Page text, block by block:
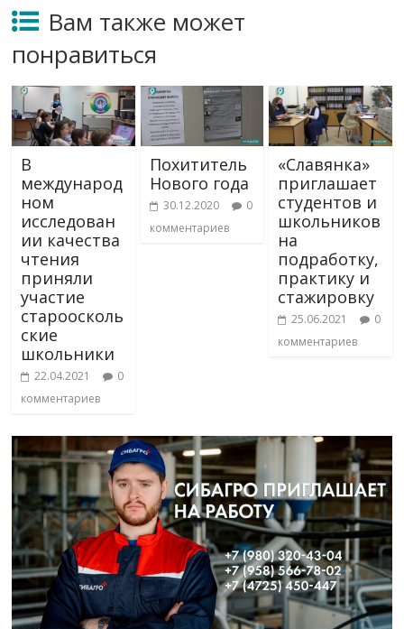
Вам также может
понравиться
В
международ
ном
исследован
ии качества
чтения
приняли
участие
староосколь
ские
школьники
22.04.2021
0
комментариев
Похититель
Нового года
30.12.2020
0
комментариев
«Славянка»
приглашает
студентов и
школьников
на
подработку,
практику и
стажировку
25.06.2021
0
комментариев